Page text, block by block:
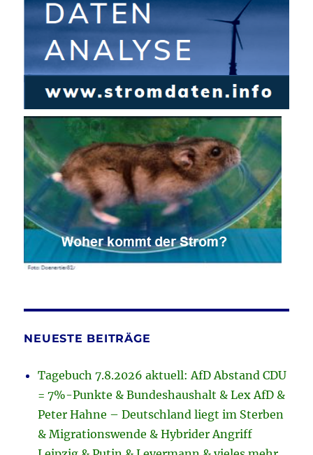
NEUESTE BEITRÄGE
Tagebuch 7.8.2026 aktuell: AfD Abstand CDU
= 7%-Punkte & Bundeshaushalt & Lex AfD &
Peter Hahne – Deutschland liegt im Sterben
& Migrationswende & Hybrider Angriff